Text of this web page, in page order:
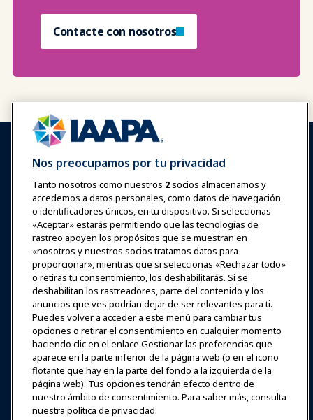
Contacte con nosotros
Iniciar sesión Únete ahora
Premios Carreras
Contacto
Expos y Eventos
Noticias y Funworld
Educación
Seguridad y protección
Defensa
Nos preocupamos por tu privacidad
Tanto nosotros como nuestros 2socios almacenamos y
accedemos a datos personales, como datos de navegación
o identificadores únicos, en tu dispositivo. Si seleccionas
«Aceptar» estarás permitiendo que las tecnologías de
rastreo apoyen los propósitos que se muestran en
«nosotros y nuestros socios tratamos datos para
proporcionar», mientras que si seleccionas «Rechazar todo»
o retiras tu consentimiento, los deshabilitarás. Si se
deshabilitan los rastreadores, parte del contenido y los
anuncios que ves podrían dejar de ser relevantes para ti.
Puedes volver a acceder a este menú para cambiar tus
opciones o retirar el consentimiento en cualquier momento
haciendo clic en el enlace Gestionar las preferencias que
aparece en la parte inferior de la página web (o en el icono
flotante que hay en la parte del fondo a la izquierda de la
página web). Tus opciones tendrán efecto dentro de
nuestro ámbito de consentimiento. Para saber más, consulta
nuestra política de privacidad.